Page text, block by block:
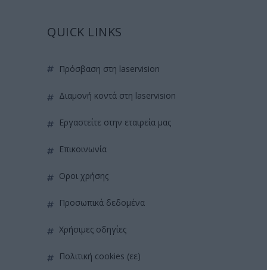
QUICK LINKS
πρόσβαση στη laservision
διαμονή κοντά στη laservision
εργαστείτε στην εταιρεία μας
επικοινωνία
όροι χρήσης
προσωπικά δεδομένα
χρήσιμες οδηγίες
πολιτική cookies (εε)